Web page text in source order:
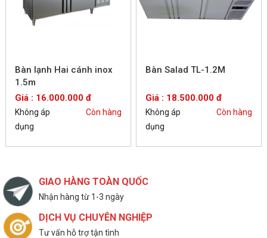
Bàn lạnh Hai cánh inox
1.5m
Giá : 16.000.000 đ
Không áp
dụng
Còn hàng
Bàn Salad TL-1.2M
Giá : 18.500.000 đ
Không áp
dụng
Còn hàng
GIAO HÀNG TOÀN QUỐC
Nhận hàng từ 1-3 ngày
DỊCH VỤ CHUYÊN NGHIỆP
Tư vấn hỗ trợ tận tình